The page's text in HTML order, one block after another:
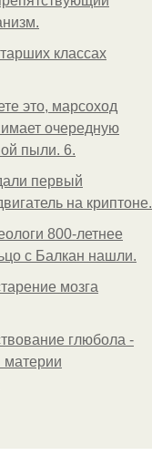
классах
это, марсоход
очередную
пыли. 6.
первый
на криптоне.
800-летнее
с Балкан нашли.
мозга
глюбола -